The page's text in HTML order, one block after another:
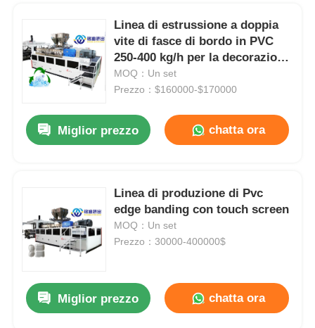
Linea di estrussione a doppia
vite di fasce di bordo in PVC
250-400 kg/h per la decorazione
dei mobili
MOQ：Un set
Prezzo：$160000-$170000
Miglior prezzo chatta ora
Linea di produzione di Pvc
edge banding con touch screen
MOQ：Un set
Prezzo：30000-400000$
Miglior prezzo chatta ora